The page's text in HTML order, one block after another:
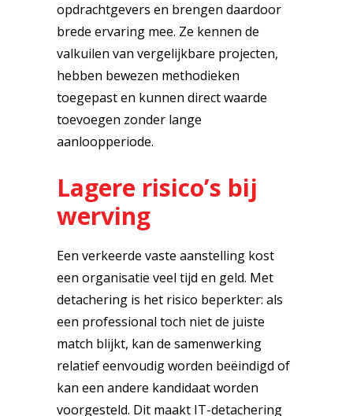
opdrachtgevers en brengen daardoor
brede ervaring mee. Ze kennen de
valkuilen van vergelijkbare projecten,
hebben bewezen methodieken
toegepast en kunnen direct waarde
toevoegen zonder lange
aanloopperiode.
Lagere risico’s bij
werving
Een verkeerde vaste aanstelling kost
een organisatie veel tijd en geld. Met
detachering is het risico beperkter: als
een professional toch niet de juiste
match blijkt, kan de samenwerking
relatief eenvoudig worden beëindigd of
kan een andere kandidaat worden
voorgesteld. Dit maakt IT-detachering